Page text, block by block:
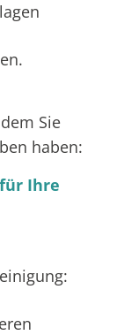
Sie
haben:
Ihre